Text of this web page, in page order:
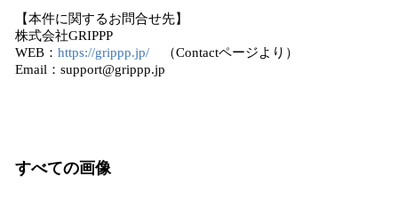
【本件に関するお問合せ先】
株式会社GRIPPP
WEB： https://grippp.jp/ （Contactページより）
Email：support@grippp.jp
すべての画像